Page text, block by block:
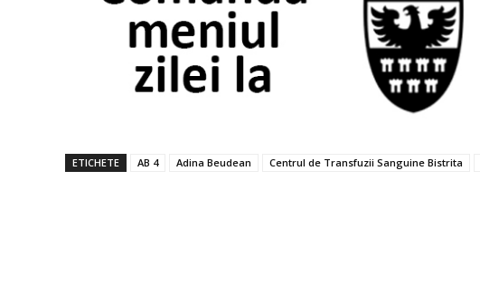
ETICHETE AB 4 Adina Beudean Centrul de Transfuzii Sanguine Bistrita